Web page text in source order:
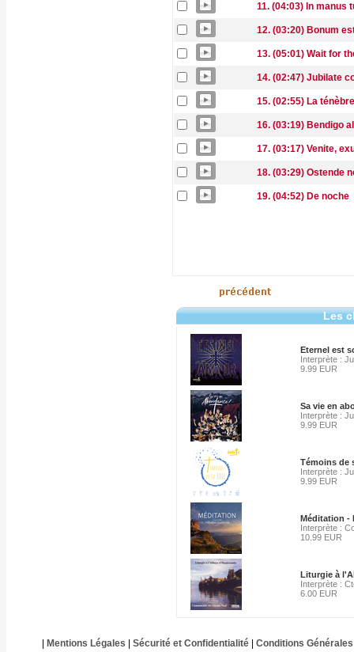
11. (04:03) In manus
12. (03:20) Bonum
13. (05:01) Wait for
14. (02:47) Jubilate
15. (02:55) La
16. (03:19) Bendigo
17. (03:17) Venite,
18. (03:29) Ostende
19. (04:52) De noche
Les
Eternel est
Interprète :
9.99 EUR
Sa vie en
Interprète :
9.99 EUR
Témoins de
Interprète :
9.99 EUR
Méditation -
Interprète :
10.99 EUR
Liturgie à
Interprète :
6.00 EUR
Mentions Légales Sécurité et Confidentialité| Conditions Générales